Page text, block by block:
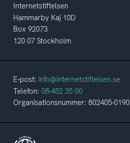
Internetstiftelsen
Hammarby Kaj 10D
Box 92073
120 07 Stockholm
E-post: info@internetstiftelsen.se
Telefon: 08-452 35 00
Organisationsnummer: 802405-0190